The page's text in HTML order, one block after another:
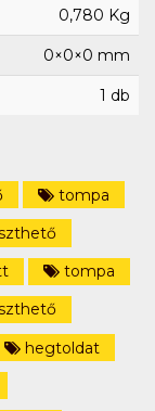
0,780 Kg
0×0×0 mm
1 db
tompa
tompa
hegtoldat